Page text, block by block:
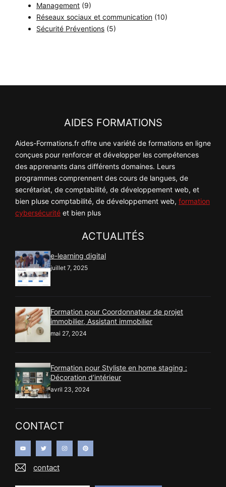
Management (9)
Réseaux sociaux et communication (10)
Sécurité Préventions (5)
AIDES FORMATIONS
Aides-Formations.fr offre une variété de formations en ligne
conçues pour renforcer et développer les compétences
des apprenants dans différents domaines. Leurs
programmes comprennent des cours de langues, de
secrétariat, de comptabilité, de développement web, et
bien pluse comptabilité, de développement web, formation
cybersécurité et bien plus
ACTUALITÉS
e-learning digital
juillet 7, 2025
Formation pour Coordonnateur de projet
immobilier, Assistant immobilier
mai 27, 2024
Formation pour Styliste en home staging :
Décoration d’intérieur
avril 23, 2024
CONTACT
contact